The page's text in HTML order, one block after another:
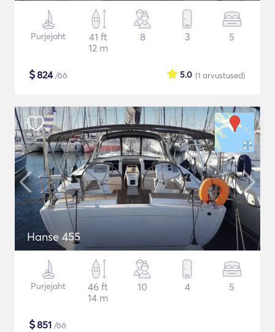
Purjejaht
41 ft
12 m
8 3 5
$824/öö (1 arvustused)
5.0
Hanse 455
Purjejaht
46 ft
14 m
10 4 5
$851 /öö